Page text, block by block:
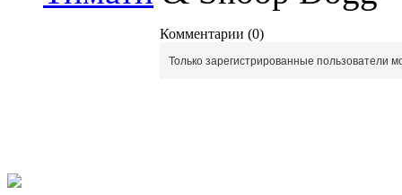
Комментарии (0)
Только зарегистрированные пользователи